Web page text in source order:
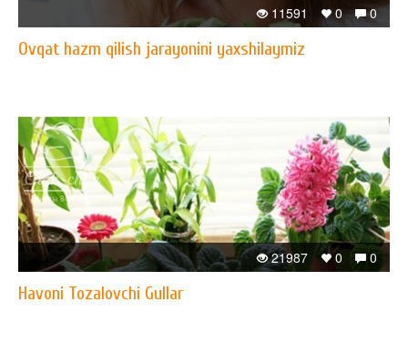
0
0
11591
Ovqat hazm qilish jarayonini yaxshilaymiz
0
0
21987
Havoni Tozalovchi Gullar